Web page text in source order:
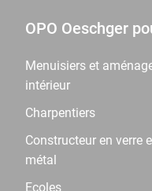
OPO Oeschger
Menuisiers et
intérieur
Charpentiers
Constructeur en verre
métal
Ecoles